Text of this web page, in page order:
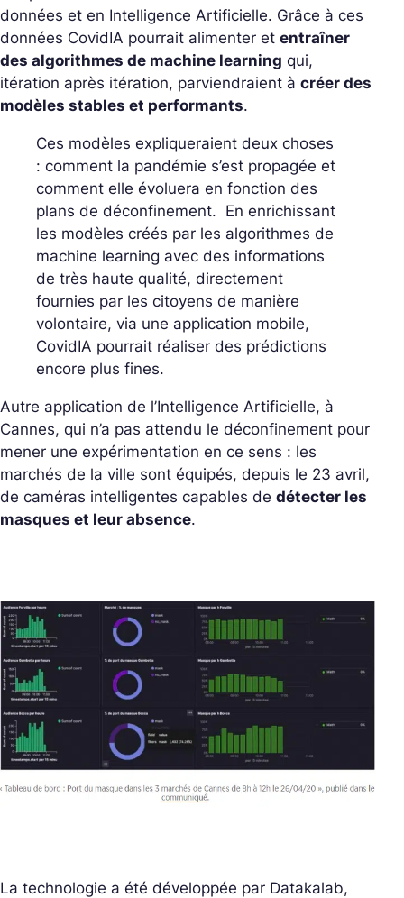
données et en Intelligence Artificielle. Grâce à ces
données CovidIA pourrait alimenter et entraîner
des algorithmes de machine learning qui,
itération après itération, parviendraient à créer des
modèles stables et performants.
Ces modèles expliqueraient deux choses
: comment la pandémie s’est propagée et
comment elle évoluera en fonction des
plans de déconfinement. En enrichissant
les modèles créés par les algorithmes de
machine learning avec des informations
de très haute qualité, directement
fournies par les citoyens de manière
volontaire, via une application mobile,
CovidIA pourrait réaliser des prédictions
encore plus fines.
Autre application de l’Intelligence Artificielle, à
Cannes, qui n’a pas attendu le déconfinement pour
mener une expérimentation en ce sens : les
marchés de la ville sont équipés, depuis le 23 avril,
de caméras intelligentes capables de détecter les
masques et leur absence.
La technologie a été développée par Datakalab,